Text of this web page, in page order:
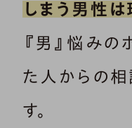
しまう男性は
『男』悩みの
た人からの
す。